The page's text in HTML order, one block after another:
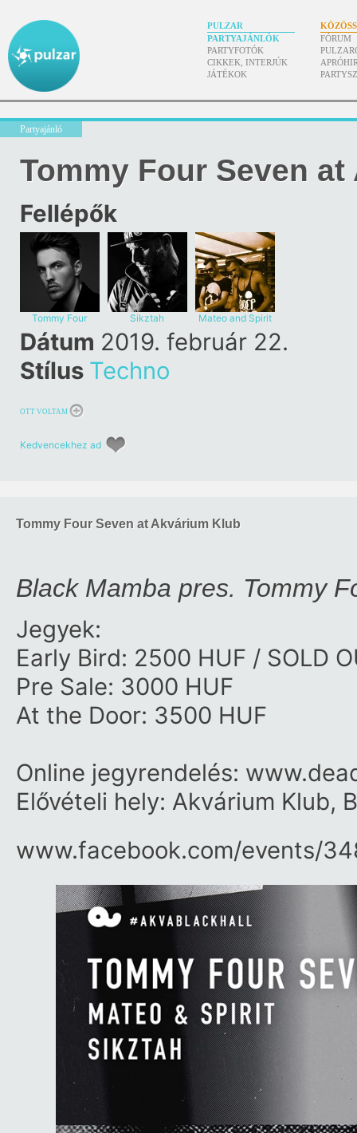
PULZAR
PARTYAJÁNLÓK
PARTYFOTÓK
CIKKEK, INTERJÚK
JÁTÉKOK
FÓRUM
Partyajánló
Tommy Four Seven
Fellépők
Tommy Four
Seven
Sikztah Mateo and Spirit
Dátum 2019. február 22.
Stílus Techno
OTT VOLTAM
Kedvencekhez ad
Tommy Four Seven at Akvárium Klub
Black Mamba pres. Tommy
Jegyek:
Early Bird: 2500 HUF / SOLD
Pre Sale: 3000 HUF
At the Door: 3500 HUF
Online jegyrendelés:
Elővételi hely: Akvárium Klub,
www.facebook.com/​events/​